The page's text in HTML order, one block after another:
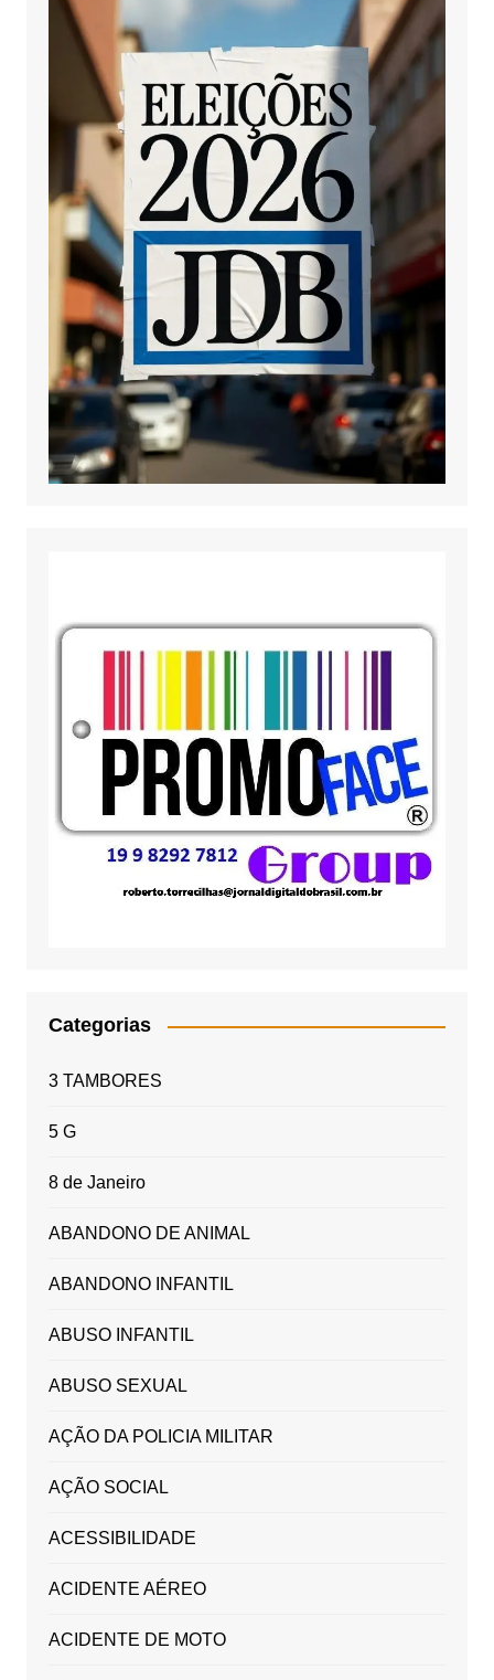
Categorias
3 TAMBORES
5 G
8 de Janeiro
ABANDONO DE ANIMAL
ABANDONO INFANTIL
ABUSO INFANTIL
ABUSO SEXUAL
AÇÃO DA POLICIA MILITAR
AÇÃO SOCIAL
ACESSIBILIDADE
ACIDENTE AÉREO
ACIDENTE DE MOTO